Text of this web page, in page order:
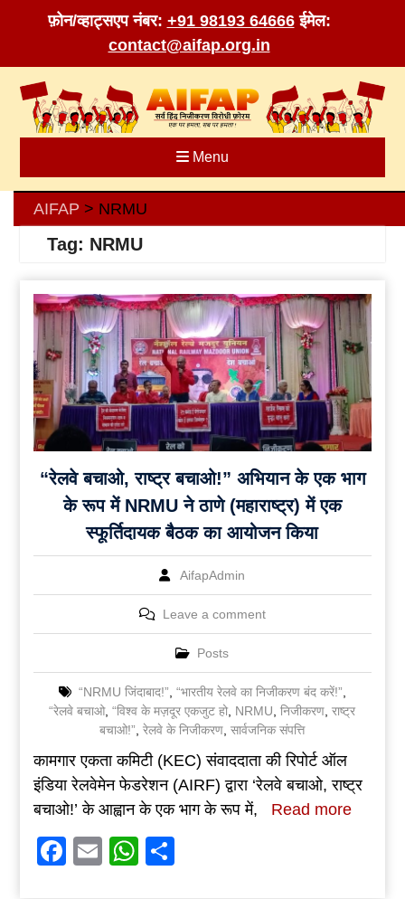
फ़ोन/व्हाट्सएप नंबर: +91 98193 64666 ईमेल:
contact@aifap.org.in
content
Menu
AIFAP > NRMU
Tag: NRMU
“रेलवे बचाओ, राष्ट्र बचाओ!” अभियान के एक भाग
के रूप में NRMU ने ठाणे (महाराष्ट्र) में एक
स्फूर्तिदायक बैठक का आयोजन किया
AifapAdmin
Leave a comment
Posts
“NRMU जिंदाबाद!” “भारतीय रेलवे का निजीकरण बंद करें!”
“रेलवे बचाओ,“विश्व के मज़दूर एकजुट हो NRMU ,निजीकरण ,राष्ट्र
बचाओ!” ,रेलवे के निजीकरण ,सार्वजनिक संपत्ति
कामगार एकता कमिटी (KEC) संवाददाता की रिपोर्ट ऑल
इंडिया रेलवेमेन फेडरेशन (AIRF) द्वारा ‘रेलवे बचाओ, राष्ट्र
बचाओ!’ के आह्वान के एक भाग के रूप में,
Read more
Facebook
EmailWhatsApp
Share